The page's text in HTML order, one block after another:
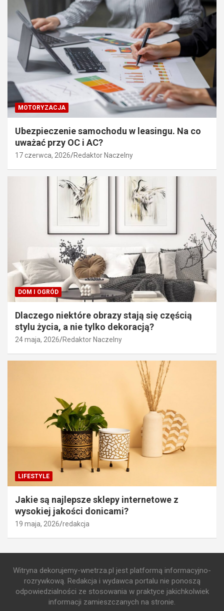
MOTORYZACJA
Ubezpieczenie samochodu w leasingu. Na co
uważać przy OC i AC?
17 czerwca, 2026 Redaktor Naczelny
DOM I OGRÓD
Dlaczego niektóre obrazy stają się częścią
stylu życia, a nie tylko dekoracją?
24 maja, 2026 Redaktor Naczelny
LIFESTYLE
Jakie są najlepsze sklepy internetowe z
wysokiej jakości donicami?
19 maja, 2026 redakcja
Witryna dekorujemy-wnetrza.pl jest platformą informacyjno-
rozrywkową. Redakcja i wydawca portalu nie ponoszą
odpowiedzialności ze stosowania w praktyce jakichkolwiek
informacji zamieszczanych na stronie.